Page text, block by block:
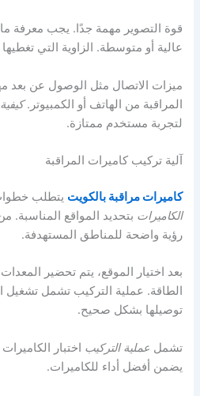
قوة التصوير مهمة جدًا. يجب معرفة
عالية أو متوسطة. الزاوية التي تغطيها
ميزات الاتصال مثل الوصول عن بعد
المراقبة من الهاتف أو الكمبيوتر.
لتجربة مستخدم ممتازة.
آلية تركيب كاميرات المراقبة
كاميرات مراقبة بالكويت يتطلب
الكاميرات بتحديد المواقع المناسبة.
رؤية واضحة للمناطق المستهدفة.
بعد اختيار الموقع، يتم تحضير
الطاقة. عملية التركيب تشمل تشغيل
توصيلها بشكل صحيح.
تشمل عملية التركيب اختبار
يضمن أفضل أداء للكاميرات.